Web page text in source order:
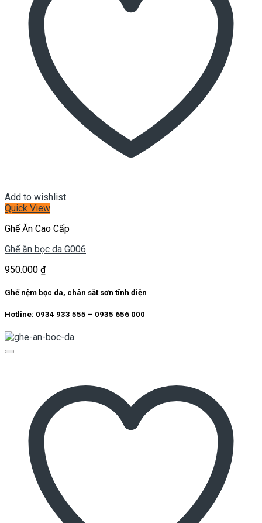
Add to wishlist
Quick View
Ghế Ăn Cao Cấp
Ghế ăn bọc da G006
950.000 ₫
Ghế nệm bọc da, chân sắt sơn tĩnh điện
Hotline: 0934 933 555 – 0935 656 000